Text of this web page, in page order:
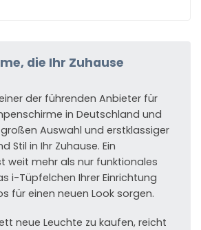
die Ihr Zuhause
der führenden Anbieter für
in Deutschland und
Auswahl und erstklassiger
Stil in Ihr Zuhause. Ein
weit mehr als nur funktionales
i-Tüpfelchen Ihrer Einrichtung
für einen neuen Look sorgen.
neue Leuchte zu kaufen, reicht